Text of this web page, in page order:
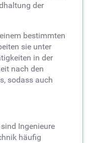
der
bestimmten
sie unter
in der
nach den
sodass auch
Ingenieure
häufig